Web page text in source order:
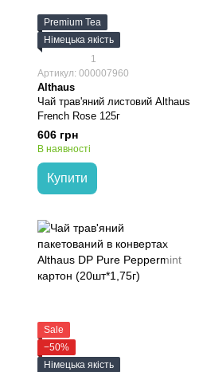
Premium Tea
Німецька якість
1
Артикул: 000007960
Althaus
Чай трав'яний листовий Althaus
French Rose 125г
606 грн
В наявності
Купити
Sale
−50%
Німецька якість